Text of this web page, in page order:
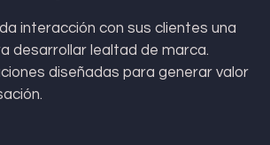
interacción con sus clientes una
desarrollar lealtad de marca.
diseñadas para generar valor